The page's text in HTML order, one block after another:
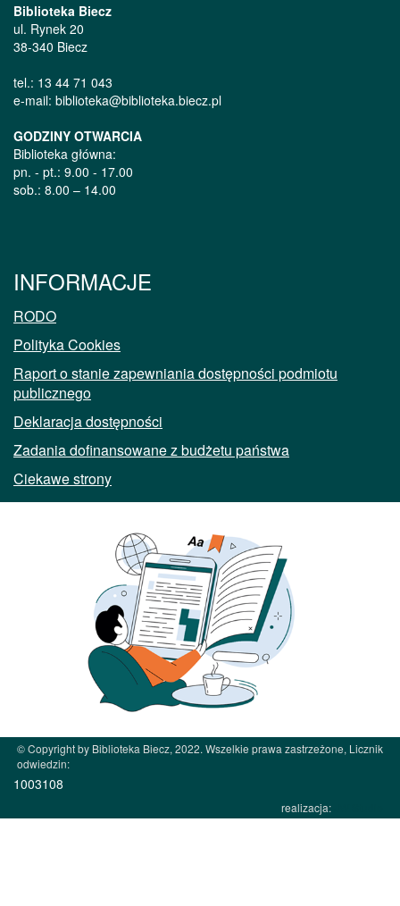
Biblioteka Biecz
ul. Rynek 20
38-340 Biecz
tel.: 13 44 71 043
e-mail: biblioteka@biblioteka.biecz.pl
GODZINY OTWARCIA
Biblioteka główna:
pn. - pt.: 9.00 - 17.00
sob.: 8.00 – 14.00
INFORMACJE
RODO
Polityka Cookies
Raport o stanie zapewniania dostępności podmiotu
publicznego
Deklaracja dostępności
Zadania dofinansowane z budżetu państwa
Ciekawe strony
© Copyright by Biblioteka Biecz, 2022. Wszelkie prawa zastrzeżone, Licznik
odwiedzin:
1003108
realizacja: